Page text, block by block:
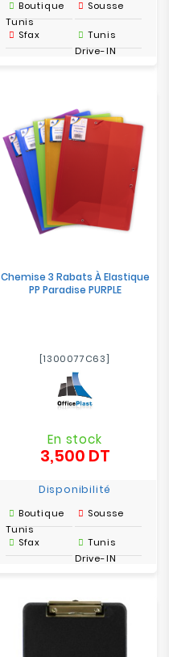
Boutique
Tunis
Sousse
Sfax
Tunis
Drive-IN
Chemise 3 Rabats À Elastique
PP Paradise PURPLE
[1300077C63]
En stock
3,500 DTPrix
Disponibilité
Boutique
Tunis
Sousse
Sfax
Tunis
Drive-IN